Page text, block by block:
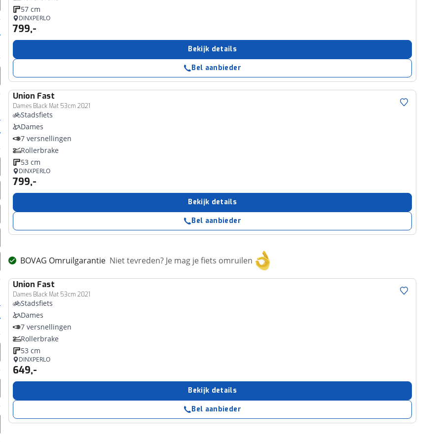
57 cm
DINXPERLO
799,-
Bekijk details
Bel aanbieder
Union Fast
Dames Black Mat 53cm 2021
Stadsfiets
Dames
7 versnellingen
Rollerbrake
53 cm
DINXPERLO
799,-
Bekijk details
Bel aanbieder
BOVAG Omruilgarantie Niet tevreden? Je mag je fiets omruilen
Union Fast
Dames Black Mat 53cm 2021
Stadsfiets
Dames
7 versnellingen
Rollerbrake
53 cm
DINXPERLO
649,-
Bekijk details
Bel aanbieder